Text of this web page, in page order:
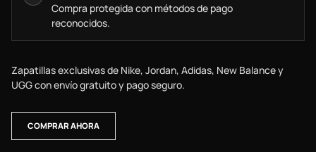
Compra protegida con métodos de pago
reconocidos.
Zapatillas exclusivas de Nike, Jordan, Adidas, New Balance y
UGG con envío gratuito y pago seguro.
COMPRAR AHORA